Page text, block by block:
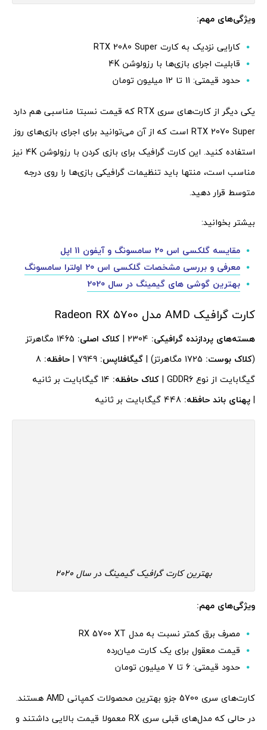
ویژگی‌های مهم:
کارایی نزدیک به کارت RTX 2080 Super
قابلیت اجرای بازی‌ها با رزولوشن 4K
حدود قیمتی: 11 تا 12 میلیون تومان
یکی دیگر از کارت‌های سری RTX که قیمت نسبتا مناسبی هم دارد
RTX 2070 Super است که از آن می‌توانید برای اجرای بازی‌های روز
استفاده کنید. این کارت گرافیک برای بازی کردن با رزولوشن 4K نیز
مناسب است، منتها باید تنظیمات گرافیکی بازی‌ها را روی درجه
متوسط قرار دهید.
بیشتر بخوانید:
مقایسه گلکسی اس 20 سامسونگ و آیفون 11 اپل
معرفی و بررسی مشخصات گلکسی اس 20 اولترا سامسونگ
بهترین گوشی های گیمینگ در سال 2020
کارت گرافیک AMD مدل Radeon RX 5700
هسته‌های پردازنده گرافیکی: کلاک اصلی:
1465 مگاهرتز
(کلاک بوست: گیگافلاپس: حافظه: 8
گیگابایت از نوع GDDR6 |
کلاک حافظه:
14 گیگابایت بر ثانیه
| پهنای باند حافظه:
بهترین کارت گرافیک گیمینگ در سال 2020
ویژگی‌های مهم:
مصرف برق کمتر نسبت به مدل RX 5700 XT
قیمت معقول برای یک کارت میان‌رده
حدود قیمتی: 6 تا 7 میلیون تومان
کارت‌های سری 5700 جزو بهترین محصولات کمپانی AMD هستند.
در حالی که مدل‌های قبلی سری RX معمولا قیمت بالایی داشتند و